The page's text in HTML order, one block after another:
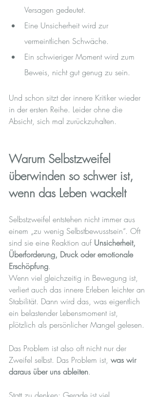
Versagen gedeutet.
Eine Unsicherheit wird zur
vermeintlichen Schwäche.
Ein schwieriger Moment wird zum
Beweis, nicht gut genug zu sein.
Und schon sitzt der innere Kritiker wieder
in der ersten Reihe. Leider ohne die
Absicht, sich mal zurückzuhalten.
Warum Selbstzweifel
überwinden so schwer ist,
wenn das Leben wackelt
Selbstzweifel entstehen nicht immer aus
einem „zu wenig Selbstbewusstsein“. Oft
sind sie eine Reaktion auf Unsicherheit,
Überforderung, Druck oder emotionale
Erschöpfung.
Wenn viel gleichzeitig in Bewegung ist,
verliert auch das innere Erleben leichter an
Stabilität. Dann wird das, was eigentlich
ein belastender Lebensmoment ist,
plötzlich als persönlicher Mangel gelesen.
Das Problem ist also oft nicht nur der
Zweifel selbst. Das Problem ist, was wir
daraus über uns ableiten.